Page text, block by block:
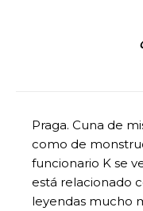
Praga. Cuna de
como de
funcionario K se
está relacionado
leyendas mucho